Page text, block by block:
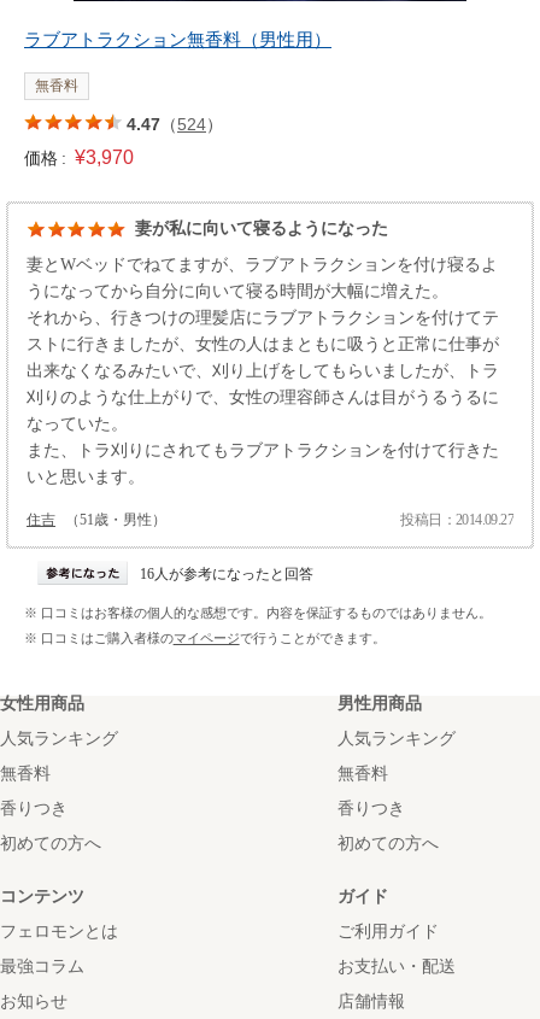
ラブアトラクション無香料（男性用）
無香料
4.47 （524）
価格 : ¥3,970
妻が私に向いて寝るようになった
妻とWベッドでねてますが、ラブアトラクションを付け寝るよ
うになってから自分に向いて寝る時間が大幅に増えた。
それから、行きつけの理髪店にラブアトラクションを付けてテ
ストに行きましたが、女性の人はまともに吸うと正常に仕事が
出来なくなるみたいで、刈り上げをしてもらいましたが、トラ
刈りのような仕上がりで、女性の理容師さんは目がうるうるに
なっていた。
また、トラ刈りにされてもラブアトラクションを付けて行きた
いと思います。
住吉 （51歳・男性） 投稿日：2014.09.27
16人が参考になったと回答
※ 口コミはお客様の個人的な感想です。内容を保証するものではありません。
※ 口コミはご購入者様のマイページで行うことができます。
女性用商品
人気ランキング
無香料
香りつき
初めての方へ
男性用商品
人気ランキング
無香料
香りつき
初めての方へ
コンテンツ
フェロモンとは
最強コラム
お知らせ
ガイド
ご利用ガイド
お支払い・配送
店舗情報